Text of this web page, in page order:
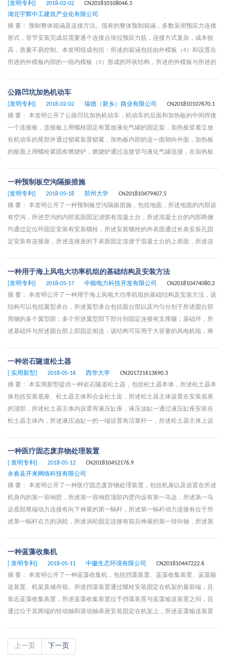
装置给其造成破坏。
[发明专利] CN201810108046.3
2018-02-02
湖北宇辉中工建筑产业化有限公司
摘 要： 预制整体箱涵及连接方法。现有的整体预制箱涵，多数采用预应力连接
形式，管节安装完成后需要逐个连接点张拉预应力筋，连接方式复杂，成本较
高，质量不易控制。本发明组成包括：所述的箱涵包括由外模板（4）和设置在
所述的外模板内部的一组内模板（5）形成的环状结构，所述的外模板与所述的
公路凹坑加热机动车
[发明专利] CN201810107670.1
2018-02-02
瑞德（新乡）路业有限公司
摘 要： 本发明公开了公路凹坑加热机动车，机动车的后面和加热板的中间焊接
一个连接板，连接板上用螺栓固定有置放液化气罐的固定架，加热板竖着立放
在机动车的尾部并通过锁紧装置锁紧，加热板内部的这一面朝向外面，加热板
的板面上用螺栓紧固有燃烧炉，燃烧炉通过连接管与液化气罐连接，在加热板
一种预制板空沟隔振措施
[发明专利] CN201810479407.5
2018-05-18
郑州大学
摘 要： 本发明公开了一种预制板空沟隔振措施，包括地面，所述地面的内部设
有空沟，所述空沟的内部底面固定浇筑有混凝土台，所述混凝土台的内部两侧
均通过定位环固定安装有安装螺栓，所述安装螺栓的外表面通过长条安装孔固
定安装有连接座，所述连接座的下表面固定连接于混凝土台的上表面，所述连
一种用于海上风电大功率机组的基础结构及安装方法
[发明专利] CN201810474080.2
2018-05-17
中能电力科技开发有限公司
摘 要： 本发明公开了一种用于海上风电大功率机组的基础结构及安装方法，该
结构可以包括翼型承台，所述翼型承台包括圆台部以及均匀分别于所述圆台部
周侧的多个翼型部；多个所述翼型部下部分别固定连接有支撑腿；基础环，所
述基础环与所述圆台部上部固定相连；该结构可应用于大容量的风电机组，将
一种岩石隧道松土器
[ 实用新型] CN201721613690.3
2018-05-16
西华大学
摘 要： 本实用新型提供一种岩石隧道松土器，包括松土器本体，所述松土器本
体包括安装底座、松土器主体和合金松土齿，所述松土器主体设置在安装底座
的顶部，所述松土器主体内设置有液压缸座，液压油缸一通过液压缸座安装在
松土器主体内，所述液压油缸一的一端设置有活塞杆一，所述松土器主体上设
上设置有凹槽，所述合金松土齿通过凹槽安装在松土齿安装座上，该岩石隧道
松土器设计合理，功能多样，效率高，安全可靠。
一种医疗固态废弃物处理装置
[ 发明专利] CN201810452176.9
2018-05-12
永春县开来网络科技有限公司
摘 要： 本发明公开了一种医疗固态废弃物处理装置，包括机身以及设置在所述
机身内的第一容纳腔，所述第一容纳腔顶部内壁内设有第一马达，所述第一马
达底部尾端动力连接有向下伸展的第一蜗杆，所述第一蜗杆动力连接有位于所
述第一蜗杆右方的涡轮，所述涡轮固定连接有前后伸展的第一转向轴，所述第
一种蓝藻收集机
[ 发明专利] CN201810447222.6
2018-05-11
中徽生态环境有限公司
摘 要： 本发明公开了一种蓝藻收集机，包括挡藻装置、蓝藻收集装置、蓝藻输
送装置、机架及储存箱。所述挡藻装置通过螺栓安装固定在机架的最前端，且
靠近蓝藻收集装置，所述蓝藻收集装置位于挡藻装置与蓝藻输送装置之间，且
通过位于其两端的转动轴和滚动轴承座安装固定在机架上，所述蓝藻输送装置
端。本发明安装在现有技术中的打捞船上作业，通过蓝藻收集装置不停地做连
上一页 下一页